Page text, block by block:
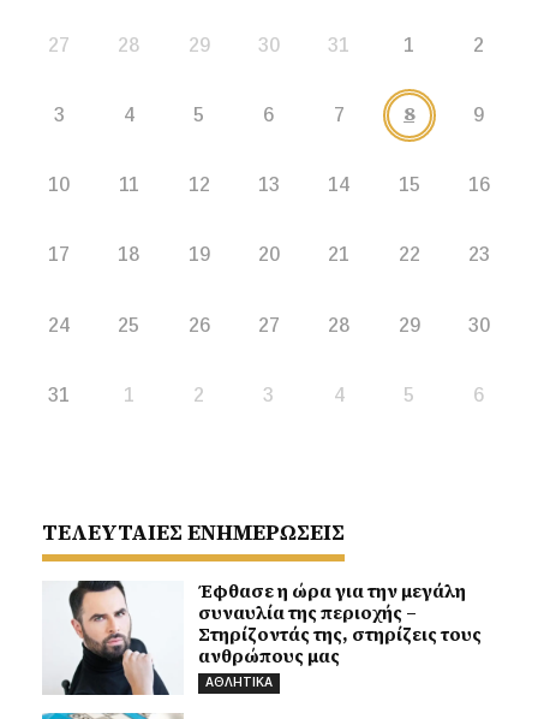
27 28 29 30 31 1 2
3 4 5 6 7 8 9
10 11 12 13 14 15 16
17 18 19 20 21 22 23
24 25 26 27 28 29 30
31 1 2 3 4 5 6
ΤΕΛΕΥΤΑΙΕΣ ΕΝΗΜΕΡΩΣΕΙΣ
Έφθασε η ώρα για την μεγάλη
συναυλία της περιοχής –
Στηρίζοντάς της, στηρίζεις τους
ανθρώπους μας
ΑΘΛΗΤΙΚΑ